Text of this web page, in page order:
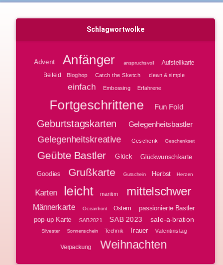
Schlagwortwolke
Advent Anfänger anspruchsvoll
Aufstellkarte
Beileid
Bloghop Catch the Sketch clean & simple
einfach Embossing Erfahrene
Fortgeschrittene Fun Fold
Geburtstagskarten Gelegenheitsbastler
Gelegenheitskreative Geschenk Geschenkset
Geübte Bastler Glück Glückwunschkarte
Goodies Grußkarte Gutschein Herbst Herzen
Karten leicht maritim mittelschwer
Männerkarte Oceanfront Ostern passionierte Bastler
pop-up Karte SAB2021 SAB 2023 sale-a-bration
Silvester Sonnenschein Technik Trauer Valentinstag
Verpackung Weihnachten